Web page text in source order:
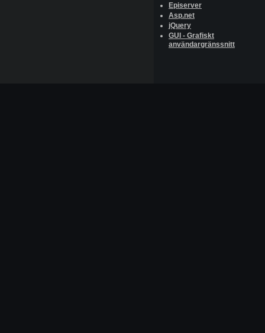
Episerver
Asp.net
jQuery
GUI - Grafiskt
användargränssnitt